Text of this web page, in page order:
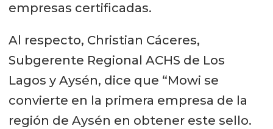
empresas certificadas.
Al respecto, Christian Cáceres,
Subgerente Regional ACHS de Los
Lagos y Aysén, dice que “Mowi se
convierte en la primera empresa de la
región de Aysén en obtener este sello.